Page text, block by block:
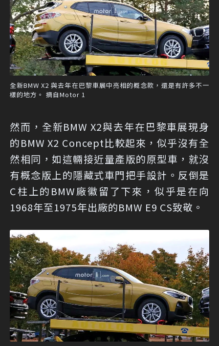
全新BMW X2 與去年在巴黎車展中亮相的概念款，還是有許多不一
樣的地方。 摘自Motor 1
然而，全新BMW X2與去年在巴黎車展現身
的BMW X2 Concept比較起來，似乎沒有全
然相同，如這輛接近量產版的原型車，就沒
有概念版上的隱藏式車門把手設計。反倒是
C柱上的BMW廠徽留了下來，似乎是在向
1968年至1975年出廠的BMW E9 CS致敬。